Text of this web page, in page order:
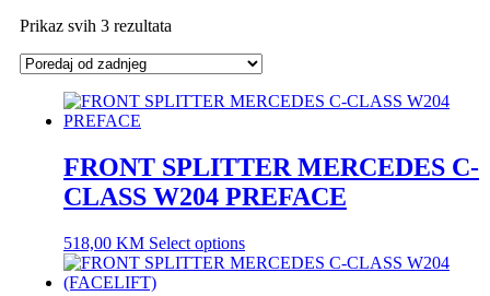
Prikaz svih 3 rezultata
FRONT SPLITTER MERCEDES C-
CLASS W204 PREFACE
518,00 KM Select options